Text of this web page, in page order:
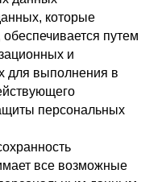
которые
путем
и
для выполнения в
персональных
все возможные